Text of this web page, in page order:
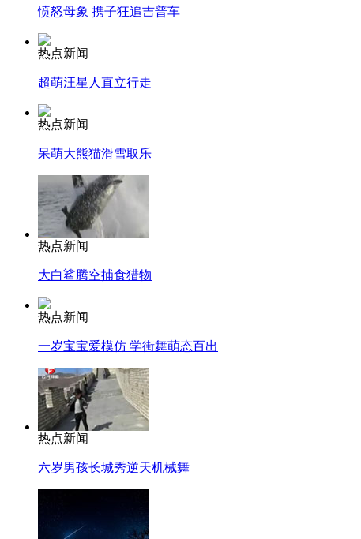
愤怒母象 携子狂追吉普车
热点新闻
超萌汪星人直立行走
热点新闻
呆萌大熊猫滑雪取乐
热点新闻
大白鲨腾空捕食猎物
热点新闻
一岁宝宝爱模仿 学街舞萌态百出
热点新闻
六岁男孩长城秀逆天机械舞